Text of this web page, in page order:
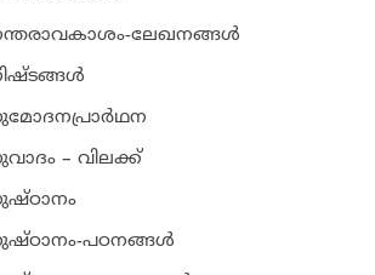
ലേഖനങ്ങള്‍
– വിലക്ക്‌
പഠനങ്ങള്‍